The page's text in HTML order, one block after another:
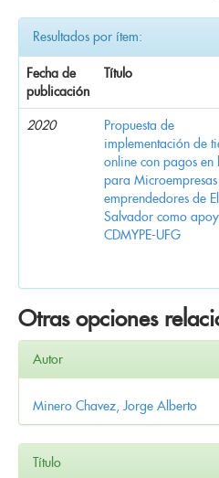
Resultados por ítem:
Fecha de
publicación
Título
2020
Propuesta de
implementación de
online con pagos en
para
emprendedores de El
Salvador como
CDMYPE-UFG
Otras opciones
Autor
Minero Chavez, Jorge Alberto
Título